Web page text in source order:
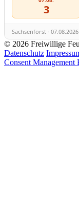
3
Sachsenforst · 07.08.2026
© 2026 Freiwillige
Datenschutz
Consent